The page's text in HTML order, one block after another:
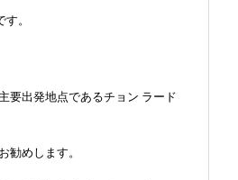
。
要出発地点であるチョン ラード
勧めします。